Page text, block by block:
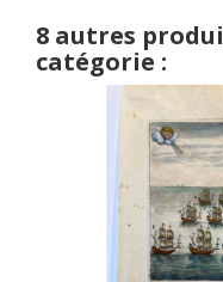
8 autres
catégorie :